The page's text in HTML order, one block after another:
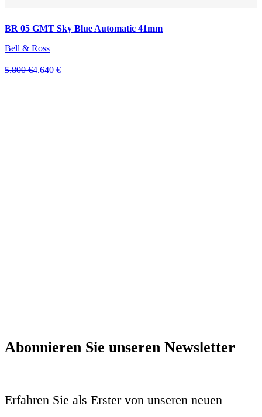
BR 05 GMT Sky Blue Automatic 41mm
Bell & Ross
5.800 €4.640 €
Abonnieren Sie unseren Newsletter
Erfahren Sie als Erster von unseren neuen